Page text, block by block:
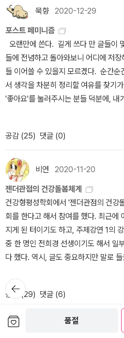
품절
정이 난 다음에는 총회를 위해 방한해
연설까지 했다지만 말이다. 손택은 백
한국 여성 작가와의 접촉은 어쩌면 전
데, 피차 성향이 영 맞지 않았던 모양이
오갔을지 궁금하다. 하지만 전숙희는
이제 영영 알 수 없게 되었고...
교의 교차로로서 등반의 역사를 분석한
개에 더 덧붙일 말이 없다. 아쉽게도....
다면 리스트에 올랐을 책 샹탈 자케, <
> 제가 이 책 빠입니다.... 비비언 고닉,
을 알려준 신호탄 티머시 스나이더, <
을 바꿔주는 책 에릭 호퍼, <맹신자들
신자들에게.... 유디트 살란스키, <잃어
지적이고 상실감에 헛헛하고 유려하고
우리가 우리를 우리라고 부를 때>21
보여주는 책이 또 있을까. 이대남은 사
수 있는 힘. 최윤필의 가만한 발걸음을
이라는 세계>관점을 바꿔주는 책. 모든
숙, <소년을 읽다>어린이라는 세계와
잎, <중간착취의 지옥도>탐사보도란
해주는 책. 그리고 노동자이면서도 노
는 대다수의 한국인들에게 꼭 읽히고
하르트 <소멸>하고 부코스키 <우체국
밀도 상승했어요....
다이소 갔다가 방토 씨앗을 화분,배양
는데 싹이 난거다. 그래서 초등조카에
가 심은 방토 싹났다~ 했더니 사진 보
이 때, 참았어야 했는데 나는 이런 때
ㅋ 드립 ㅋㅋㅋㅋㅋㅋㅋㅋㅋ'이모가
ㅋㅋㅋㅋㅋㅋㅋㅋㅋㅋㅋㅋ 조카는 당
토'ㅋㅋㅋㅋㅋㅋㅋㅋㅋㅋㅋㅋㅋㅋㅋ
다. <침묵>이 너무 좋았어서 <깊은 강
예정이다.<은유로서의 질병>은 사실
있었는데, 그 책이 절판이라 이걸 샀다.
나이가 들면서 각기 다른 통증들이 수
고, 처음엔 당황스럽고 화도 나고 슬펐
이제 내가 끌어안고 가야 하는거구나,
에 대한 생각을 좀 읽어보고 싶은거다.
기> 인데 절판인것이다. 그리고 중고..
내가 이 책 읽고 싶어 출판사에도 문의
지 못해 구하지 못하고 있고, 그래서 <
각자의 빈 곳, 빈 공간이 있다고 생각한
것을 채우고 싶어하는게 아닐까. 이를
방적 폭력이든)아빠로부터의 충족된
채우고 싶어서 다른 관계들을 맺게 되
좋아했다. 처음에는 그런점이 결코 싫
이었고 그는 나에게 완벽한 사람이었
만 여자들은 사랑하는 사람이 생기면
깍지. 콩깍지에도 등급이 있다면 나는
피스도 사주고, 구두도 사주고, 악세서
지 않을 스타킹도 사줬다. 허허......게
은 부럽다고 난리였다. 그렇게 사주다
는 방향으로 바뀌었다. 내 의견은 반영
잔뜩 찍어줬는데 헤어지고 나서 그 때
마지막 만난날도 그가 원하는 스타일을
가 사준 고데기로 열심히 머리를 말고
나갔다. 그런데 그가 내게 같이 미용실
음에 안든다며 자기가 예쁘게 만들어
동안 그런점이 점점 힘들어서 친구에
나올것이다 장담하던 나는 그날 폭발
갖자고 선언했지만 사실 나는 그와 헤
할 시간을 준 거였다. 그 뒤로 나는 악
일의 여성복, 굽 높은 구두와도 이별했
성 몸의 일부나 옷, 소지품 등에서 성
나 옮긴이)에 빠진 것이다. 페티시즘은
다. 사랑하는 사람을 '아름다움'에 근
을 페티시로 취급하는 것이다. 그녀의
지어는 그녀의 살갗도 아닌 것을 그녀
면 내면의 강함도 멀리서 찾을 필요가
사소한 습관의 변화 몇가지, 해마다 지
그런것들은 내게서자라날 때에는 마치
날개가 돋힌 것처럼 내게 에너지를 주
이르는 순간. 날개가 부러져 추락하는
이라는 상처를 남기곤했다. 이런것들
든다는 생각이 들었다. 반대로 나를 강
아니라 소소한 목표라도 하나씩 이뤄
를 내 뜻대로 움직일 수 있을 때 내 영
해 지는 것이 아닐까?스스로도 제어하
신>이 아닌 것처럼. 모든 변화의 시작
을. 너무 당연하지만 오래 걸려 깨달았
최근 말끔하게 잊고 지내던 찰나 <해빗
놀라고 이전의 기억들도 되살아 나고
어 <북플>이라는 공간의 위력, 그 안
분들 덕분에 - 자극을 받아 이런 저런
적으로 너무 많이 벌여놓고 말았다. 시
t) 추가로 구입한 어
리하고차근차근 하나씩 읽어나가야지.
일을 단단하게 일궈나가야겠다. 책은
고 ! 초심을 살려서, 멀리 있지 않은 파
묵향2020-12-29
포스트 페미니즘
오랜만에 쓴다. 길게 쓰다 만 글들이
들에 전념하고 돌아와보니 어디에 저
들 이어쓸 수 있을지 모르겠다. 순간순
서 생각을 차분히 정리할 여유를 찾기
'좋아요'를 눌러주시는 분들 덕분에, 내
이른 새벽 5시에 깼기에, 머리를 좀 씻
다. 구색은 얼추 갖추었으나, 잘 간추린
127쪽에 Mary Wollstonecraft의 사
있는데, 당연히 1797년의 오기이다.
표기, 135쪽 Judith Jarvis Thomson
(그 밖에 아주 많지만 생략). 포스트 페
방운동(MLF; Mouvement de
en.wikipedia.org/wiki/
s_femmes)의 두 분파, 즉 '평등'을 강
영미 페미니즘과, '차이'를 강조하는 '
psychanalyse, 줄여서 po et
별하고 있다. 그리고 포스트 모더니즘
니스트들에 의하여 재전유되었는지를
스럽다. 지은이 Sophia Phoca는, 런
n.wikipedia.org/wiki/
공감 (25) 댓글 (0)
비연 2020-11-20
젠더관점의 건강돌봄체계
건강형평성학회에서 '젠더관점의 건강
회를 한다고 해서 참여를 했다. 최근에
지게 된 터이기도 하고, 주제강연 1의
중 한 명인 전희경 선생이기도 해서 일
다 했다. 역시, 글도 중요하지만 말로
자들도 각기 자료를 준비해와서 주제강
하는 모습이 인상적이었고. 이런 이야
연구하는 사람들이 늘어난다는 자체
이게 고무적인 일에 그치지 말고 앞으
공감 (29) 댓글 (6)
뒤로가
기